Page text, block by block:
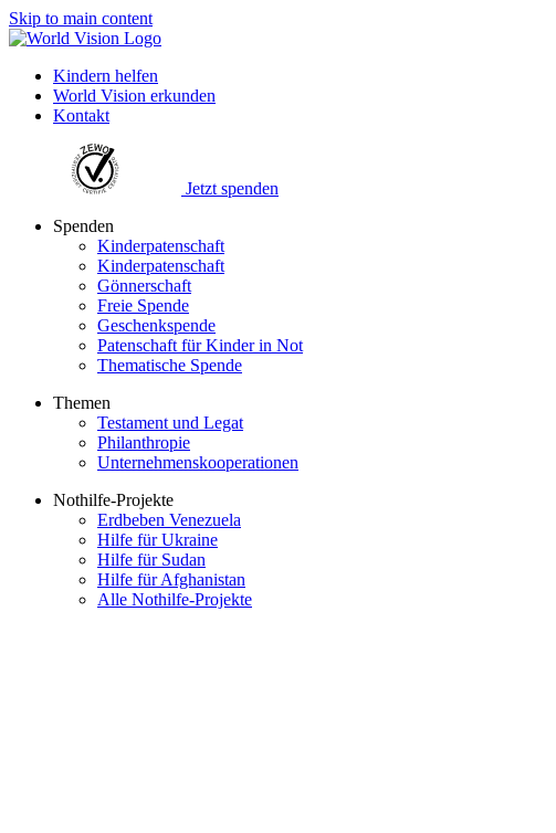
Skip to main content
Kindern helfen
World Vision erkunden
Kontakt
Jetzt spenden
Spenden
Kinderpatenschaft
Kinderpatenschaft
Gönnerschaft
Freie Spende
Geschenkspende
Patenschaft für Kinder in Not
Thematische Spende
Themen
Testament und Legat
Philanthropie
Unternehmenskooperationen
Nothilfe-Projekte
Erdbeben Venezuela
Hilfe für Ukraine
Hilfe für Sudan
Hilfe für Afghanistan
Alle Nothilfe-Projekte